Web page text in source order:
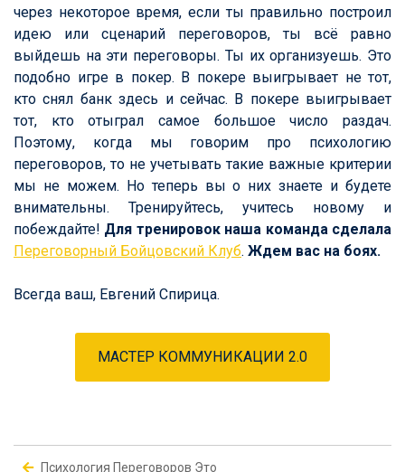
через некоторое время, если ты правильно построил
идею или сценарий переговоров, ты всё равно
выйдешь на эти переговоры. Ты их организуешь. Это
подобно игре в покер. В покере выигрывает не тот,
кто снял банк здесь и сейчас. В покере выигрывает
тот, кто отыграл самое большое число раздач.
Поэтому, когда мы говорим про психологию
переговоров, то не учетывать такие важные критерии
мы не можем. Но теперь вы о них знаете и будете
внимательны. Тренируйтесь, учитесь новому и
побеждайте! Для тренировок наша команда сделала
Переговорный Бойцовский Клуб. Ждем вас на боях.
Всегда ваш, Евгений Спирица.
МАСТЕР КОММУНИКАЦИИ 2.0
Психология Переговоров Это